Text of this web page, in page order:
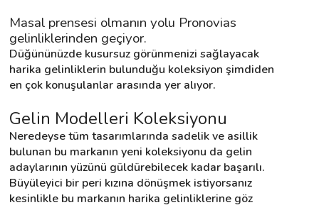
Masal prensesi olmanın yolu Pronovias
gelinliklerinden geçiyor.
Düğününüzde kusursuz görünmenizi sağlayacak
harika gelinliklerin bulunduğu koleksiyon şimdiden
en çok konuşulanlar arasında yer alıyor.
Gelin Modelleri Koleksiyonu
Neredeyse tüm tasarımlarında sadelik ve asillik
bulunan bu markanın yeni koleksiyonu da gelin
adaylarının yüzünü güldürebilecek kadar başarılı.
Büyüleyici bir peri kızına dönüşmek istiyorsanız
kesinlikle bu markanın harika gelinliklerine göz